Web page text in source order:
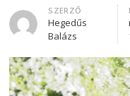
Author
SZERZŐ
Hegedűs
Balázs